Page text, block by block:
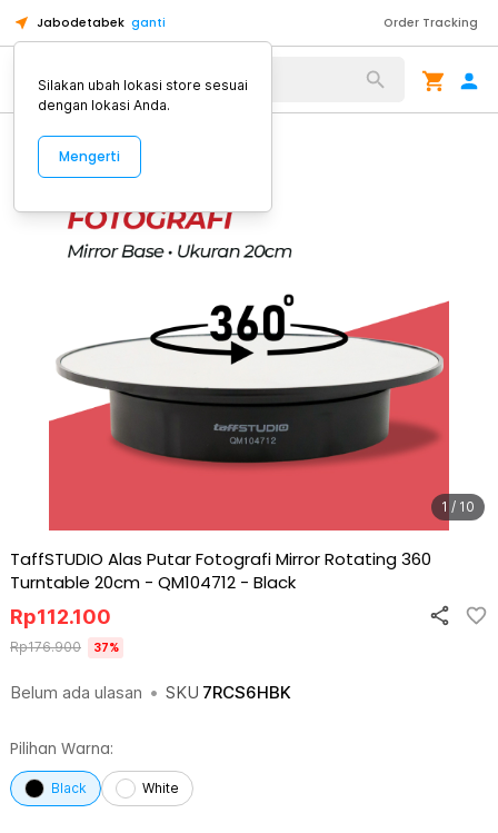
Jabodetabek ganti Order Tracking
Alat Kopi
1 / 10
TaffSTUDIO Alas Putar Fotografi Mirror Rotating 360
Turntable 20cm - QM104712 - Black
Belum ada ulasan • SKU 7RCS6HBK
Rp112.100
Rp176.900 37%
Pilihan Warna:
Black White
Silakan ubah lokasi store sesuai
dengan lokasi Anda.
Mengerti